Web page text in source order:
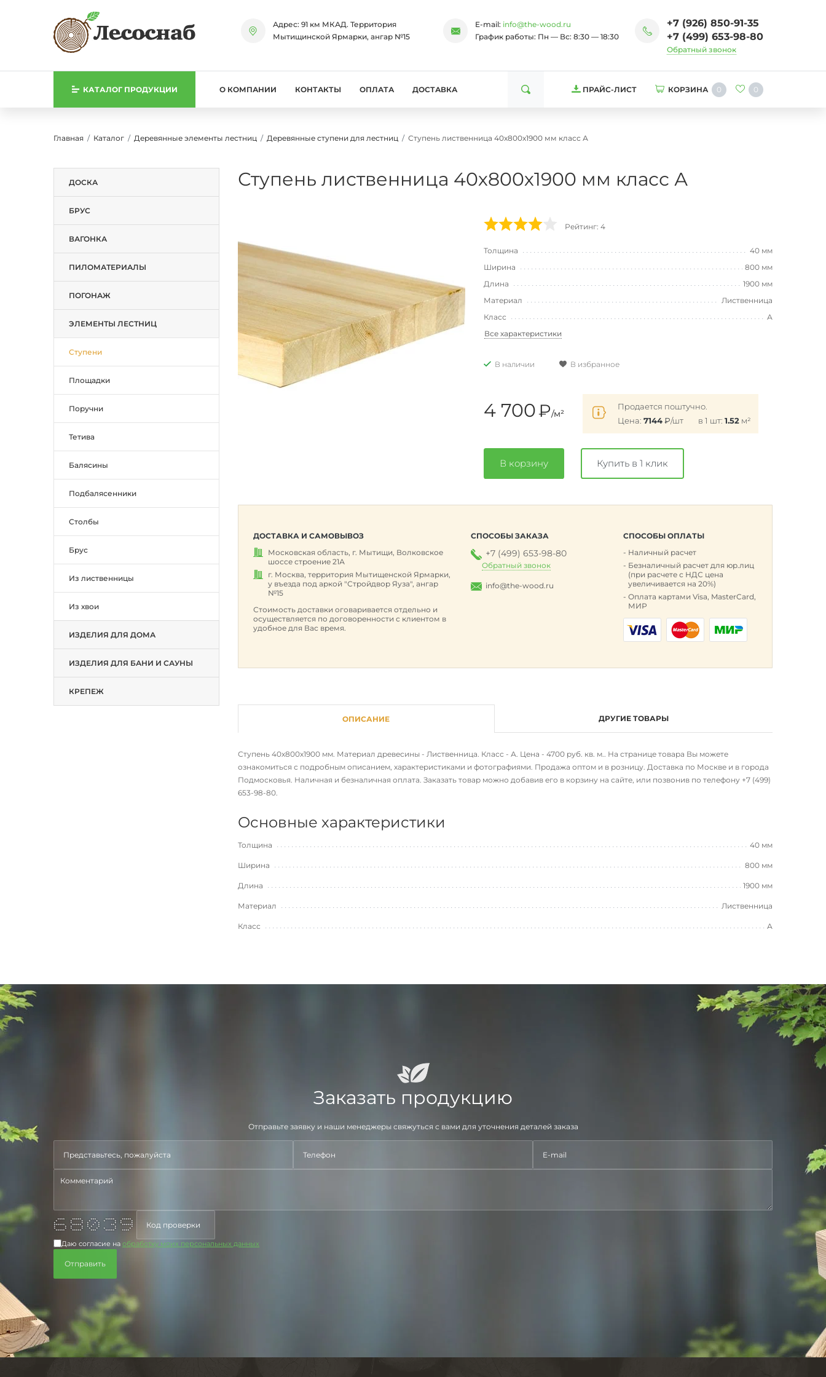
Адрес: 91 км МКАД. Территория
Мытищинской Ярмарки, ангар №15
E-mail: info@the-wood.ru
График работы: Пн — Вс: 8:30 — 18:30
+7 (926) 850-91-35
+7 (499) 653-98-80
Обратный звонок
КАТАЛОГ ПРОДУКЦИИ О КОМПАНИИ КОНТАКТЫ ОПЛАТА ДОСТАВКА ПРАЙС-ЛИСТ КОРЗИНА 0 0
Главная Каталог Деревянные элементы лестниц Деревянные ступени для лестниц Ступень лиственница 40х800х1900 мм класс А
ДОСКА
БРУС
ВАГОНКА
ПИЛОМАТЕРИАЛЫ
ПОГОНАЖ
ЭЛЕМЕНТЫ ЛЕСТНИЦ
Ступени
Площадки
Поручни
Тетива
Балясины
Подбалясенники
Столбы
Брус
Из лиственницы
Из хвои
ИЗДЕЛИЯ ДЛЯ ДОМА
ИЗДЕЛИЯ ДЛЯ БАНИ И САУНЫ
КРЕПЕЖ
Ступень лиственница 40х800х1900 мм класс А
Рейтинг: 4
Толщина
40 мм
Ширина
800 мм
Длина
1900 мм
Материал
Лиственница
Класс
А
Все характеристики
В наличии В избранное
4 700₽/м²
Продается поштучно.
Цена: 7144₽/шт в 1 шт: 1.52 м²
В корзину Купить в 1 клик
ДОСТАВКА И САМОВЫВОЗ
Московская область, г. Мытищи, Волковское
шоссе строение 21А
г. Москва, территория Мытищенской Ярмарки,
у въезда под аркой "Стройдвор Яуза", ангар
№15
Стоимость доставки оговаривается отдельно и
осуществляется по договоренности с клиентом в
удобное для Вас время.
СПОСОБЫ ЗАКАЗА
+7 (499) 653-98-80
Обратный звонок
info@the-wood.ru
СПОСОБЫ ОПЛАТЫ
Наличный расчет
Безналичный расчет для юр.лиц
(при расчете с НДС цена
увеличивается на 20%)
Оплата картами Visa, MasterCard,
МИР
ОПИСАНИЕ
Ступень 40х800х1900 мм. Материал древесины - Лиственница. Класс - А. Цена - 4700 руб. кв. м.. На странице товара Вы можете
ознакомиться с подробным описанием, характеристиками и фотографиями. Продажа оптом и в розницу. Доставка по Москве и в города
Подмосковья. Наличная и безналичная оплата. Заказать товар можно добавив его в корзину на сайте, или позвонив по телефону +7 (499)
653-98-80.
Основные характеристики
Толщина 40 мм
Ширина 800 мм
Длина 1900 мм
Материал Лиственница
Класс А
ДРУГИЕ ТОВАРЫ
Заказать продукцию
Отправьте заявку и наши менеджеры свяжуться с вами для уточнения деталей заказа
**** ***** *** ***** *****
* * * * * * * * *
* * * * * * * * *
****** ***** * * * ** ******
* * * * * * * * *
* * * * * * * * *
***** ***** *** ***** ****
Даю согласие на обработку моих персональных данных